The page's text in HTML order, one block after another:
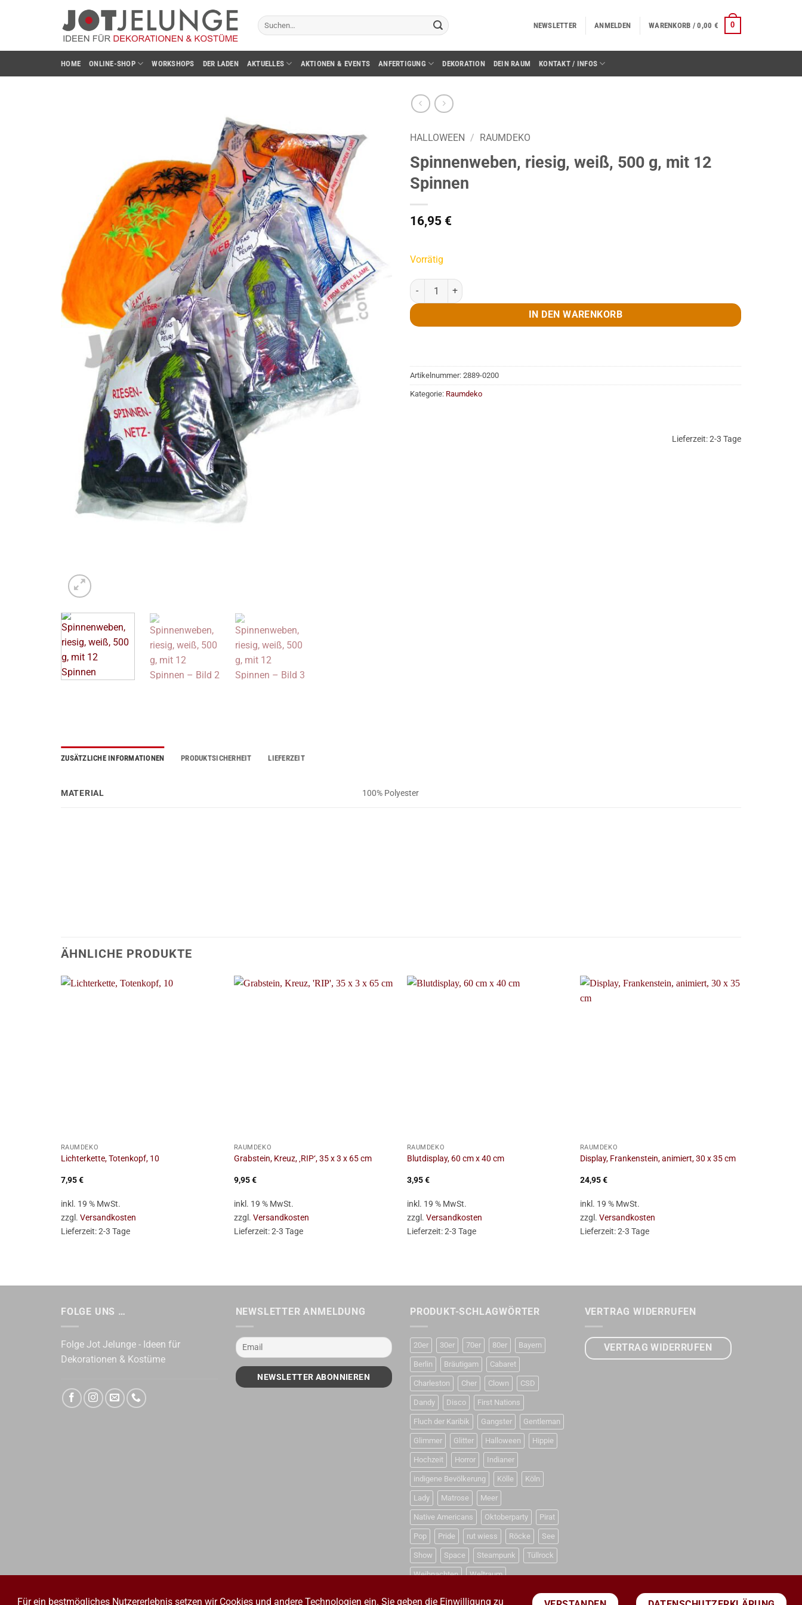
Suchen
nach:
NEWSLETTER ANMELDEN WARENKORB /0,00 € 0
HOME ONLINE-SHOP WORKSHOPS DER LADEN AKTUELLES AKTIONEN & EVENTS ANFERTIGUNG DEKORATION DEIN RAUM KONTAKT / INFOS
HALLOWEEN / RAUMDEKO
Spinnenweben, riesig, weiß, 500 g, mit 12
Spinnen
16,95 €
Vorrätig
Spinnenweben, riesig, weiß, 500 g, mit 12 Spinnen Menge
IN DEN WARENKORB
Artikelnummer: 2889-0200
Kategorie: Raumdeko
Lieferzeit:2-3 Tage
ZUSÄTZLICHE INFORMATIONEN PRODUKTSICHERHEIT LIEFERZEIT
MATERIAL 100% Polyester
ÄHNLICHE PRODUKTE
RAUMDEKO
Lichterkette, Totenkopf, 10
7,95€
inkl. 19 % MwSt.
zzgl. Versandkosten
Lieferzeit:2-3 Tage
RAUMDEKO
Grabstein, Kreuz, ‚RIP‘, 35 x 3 x 65 cm
9,95€
inkl. 19 % MwSt.
zzgl. Versandkosten
Lieferzeit:2-3 Tage
RAUMDEKO
Blutdisplay, 60 cm x 40 cm
3,95€
inkl. 19 % MwSt.
zzgl. Versandkosten
Lieferzeit:2-3 Tage
RAUMDEKO
Display, Frankenstein, animiert, 30 x 35 cm
24,95€
inkl. 19 % MwSt.
zzgl. Versandkosten
Lieferzeit:2-3 Tage
FOLGE UNS …
Folge Jot Jelunge - Ideen für
Dekorationen & Kostüme
NEWSLETTER ANMELDUNG PRODUKT-SCHLAGWÖRTER
20er 30er 70er 80er Bayern
Berlin Bräutigam Cabaret
Charleston Cher Clown CSD
Dandy Disco First Nations
Fluch der Karibik Gangster Gentleman
Glimmer Glitter Halloween Hippie
Hochzeit Horror Indianer
indigene Bevölkerung Kölle Köln
Lady Matrose Meer
Native Americans Oktoberparty Pirat
Pop Pride rut wiess Röcke See
Show Space Steampunk Tüllrock
Weihnachten Weltraum
VERTRAG WIDERRUFEN
VERTRAG WIDERRUFEN
Für ein bestmögliches Nutzererlebnis setzen wir Cookies und andere Technologien ein. Sie geben die Einwilligung zu